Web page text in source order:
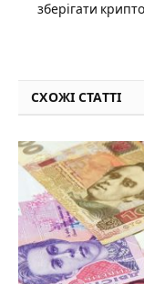
зберігати
СХОЖІ СТАТТІ